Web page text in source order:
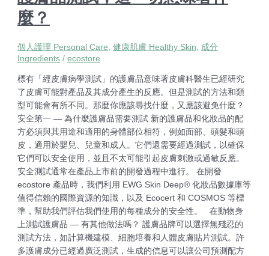
麼？
個人護理 Personal Care,健康肌膚 Healthy Skin, 成分
Ingredients /ecostore
標有「經皮膚病學測試」的護膚品意味著皮膚科醫生已經研究
了皮膚可能對產品及其成分產生的反應。但是測試的方法和類
型可能會有所不同。那麼你應該尋找什麼，又應該避免什麼？
安全第一 — 為什麼護膚品需要測試 新的護膚品和化妝品的配
方必須與其用途和適用的身體部位相符，例如面部、頭髮和頭
皮，適用於嬰兒、兒童和成人。它們還需要經過測試，以確保
它們可以安全使用，並且不太可能引起皮膚刺激或過敏反應。
安全測試通常在產品上市前的開發過程中進行。 在開發
ecostore 產品時，我們利用 EWG Skin Deep® 化妝品數據庫等
值得信賴的國際資源的知識，以及 Ecocert 和 COSMOS 等標
準，幫助我們評估我們使用的每種成分的安全性。 在動物身
上測試護膚品 — 有其他做法嗎？ 護膚品牌可以選擇無殘忍的
測試方法，如計算機建模、細胞培養和人體皮膚貼片測試。許
多護膚成分已經過廣泛測試，生成的信息可以讓公司預測配方